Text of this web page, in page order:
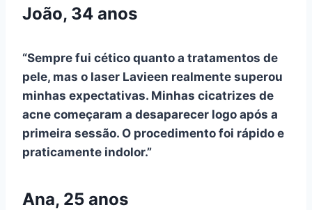
João, 34 anos
“Sempre fui cético quanto a tratamentos de
pele, mas o laser Lavieen realmente superou
minhas expectativas. Minhas cicatrizes de
acne começaram a desaparecer logo após a
primeira sessão. O procedimento foi rápido e
praticamente indolor.”
Ana, 25 anos